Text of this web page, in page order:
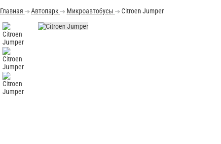
Главная Автопарк Микроавтобусы Citroen Jumper